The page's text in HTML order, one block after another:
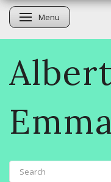
Toggle navigation
Menu